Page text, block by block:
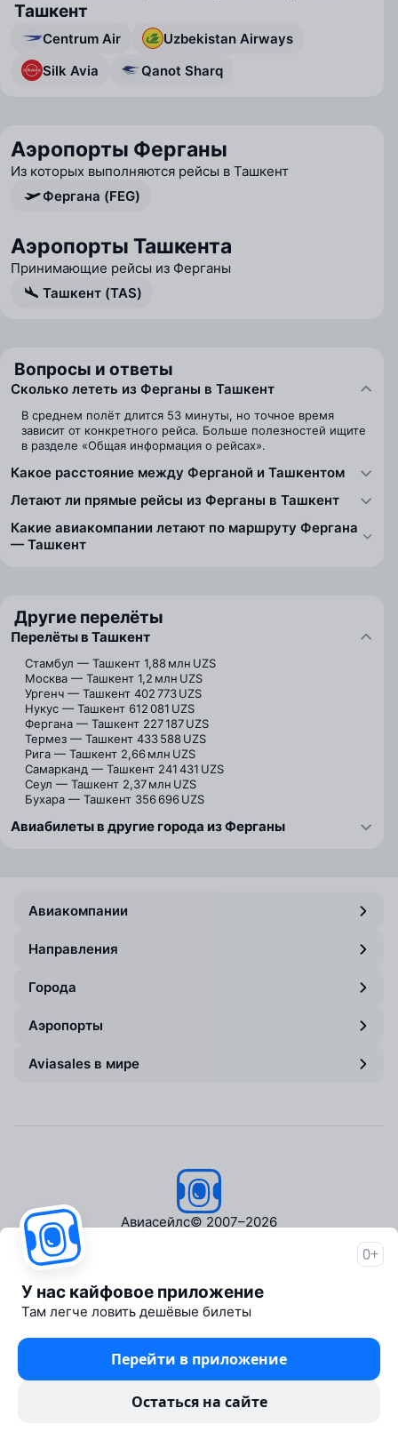
Ташкент
Centrum Air
Uzbekistan Airways
Silk Avia
Qanot Sharq
Аэропорты Ферганы
Из которых выполняются рейсы в Ташкент
Фергана (FEG)
Аэропорты Ташкента
Принимающие рейсы из Ферганы
Ташкент (TAS)
Вопросы и ответы
Сколько лететь из Ферганы в Ташкент
В среднем полёт длится 53 минуты, но точное время
зависит от конкретного рейса. Больше полезностей ищите
в разделе «Общая информация о рейсах».
Какое расстояние между Ферганой и Ташкентом
Летают ли прямые рейсы из Ферганы в Ташкент
Какие авиакомпании летают по маршруту Фергана
— Ташкент
Другие перелёты
Перелёты в Ташкент
Стамбул — Ташкент 1,88 млн UZS
Москва — Ташкент 1,2 млн UZS
Ургенч — Ташкент 402 773 UZS
Нукус — Ташкент 612 081 UZS
Фергана — Ташкент 227 187 UZS
Термез — Ташкент 433 588 UZS
Рига — Ташкент 2,66 млн UZS
Самарканд — Ташкент 241 431 UZS
Сеул — Ташкент 2,37 млн UZS
Бухара — Ташкент 356 696 UZS
Авиабилеты в другие города из Ферганы
Авиакомпании
Направления
Города
Аэропорты
Aviasales в мире
Авиасейлс© 2007–2026
Пресс‑центр
Travelpayouts
Партнёрская программа
Медиа Yo'lovchi
Трэвел‑медиа Aviasales.uz
0+
У нас кайфовое приложение
Там легче ловить дешёвые билеты
Перейти в приложение
Остаться на сайте